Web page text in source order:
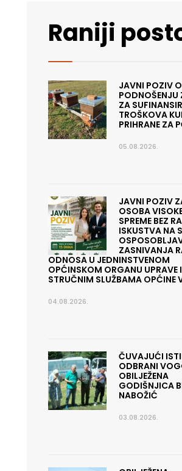
Raniji
JAVNI POZIV O
PODNOŠENJU
ZA
TROŠKOVA
PRIHRANE ZA
05.08.2026.
JAVNI POZIV
OSOBA
SPREME BEZ
ISKUSTVA NA
ZASNIVANJA
ODNOSA U JEDNINSTVENOM
OPĆINSKOM ORGANU UPRAVE I
STRUČNIM SLUŽBAMA OPĆINE
04.08.2026.
ČUVAJUĆI
ODBRANI
OBILJEŽENA
GODIŠNJICA
NABOŽIĆ
03.08.2026.